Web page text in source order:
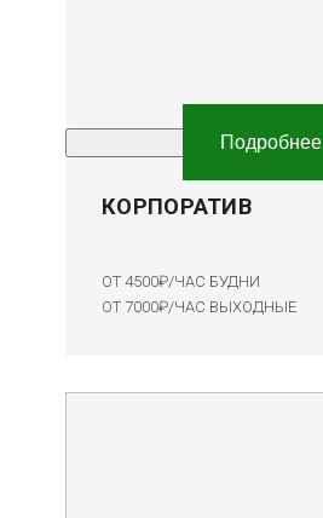
Подробнее
КОРПОРАТИВ
ОТ 4500₽/ЧАС БУДНИ
ОТ 7000₽/ЧАС ВЫХОДНЫЕ